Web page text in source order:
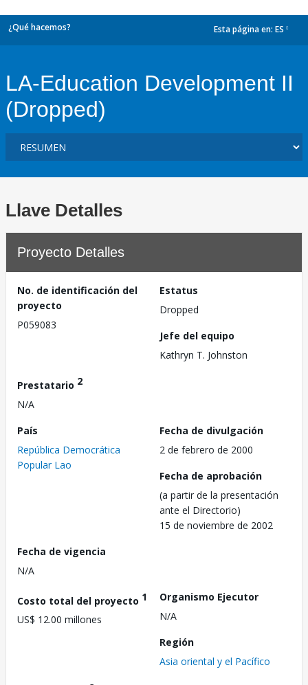
¿Qué hacemos? Esta página en: ES
LA-Education Development II
(Dropped)
Llave Detalles
Proyecto Detalles
No. de identificación del
proyecto
P059083
Estatus
Dropped
Jefe del equipo
Kathryn T. Johnston
Prestatario 2
N/A
País
República Democrática
Popular Lao
Fecha de divulgación
2 de febrero de 2000
Fecha de aprobación
(a partir de la presentación
ante el Directorio)
15 de noviembre de 2002
Fecha de vigencia
N/A
Costo total del proyecto 1
US$ 12.00 millones
Organismo Ejecutor
N/A
Región
Asia oriental y el Pacífico